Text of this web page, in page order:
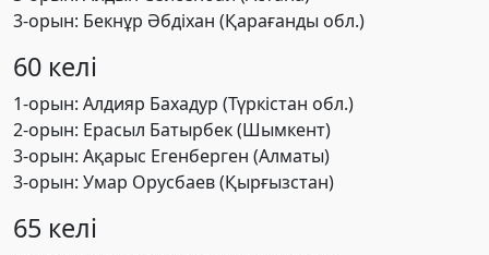
3-орын: Бекнұр Әбдіхан (Қарағанды обл.)
60 келі
1-орын: Алдияр Бахадур (Түркістан обл.)
2-орын: Ерасыл Батырбек (Шымкент)
3-орын: Ақарыс Егенберген (Алматы)
3-орын: Умар Орусбаев (Қырғызстан)
65 келі